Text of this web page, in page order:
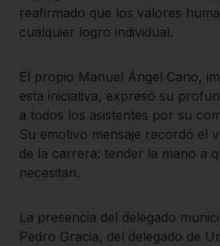
reafirmado que los valores
cualquier logro individual.
El propio Manuel Ángel Cano,
esta iniciativa, expresó su
a todos los asistentes por su
Su emotivo mensaje recordó el
de la carrera: tender la mano a
necesitan.
La presencia del delegado
Pedro Gracia, del delegado de